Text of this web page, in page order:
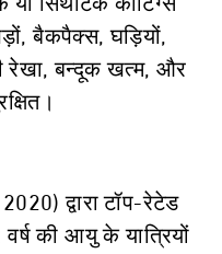
सिंथेटिक कोटिंग्स
बैकपैक्स, घड़ियों,
रेखा, बन्दूक खत्म, और
द्वारा टॉप-रेटेड
की आयु के यात्रियों